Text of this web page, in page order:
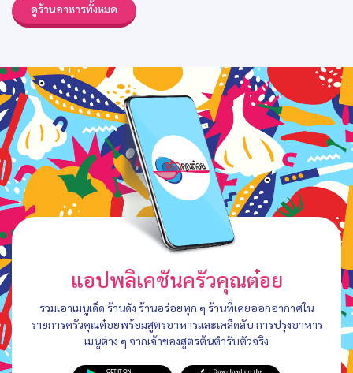
ดูร้านอาหารทั้งหมด
แอปพลิเคชันครัวคุณต๋อย
รวมเอาเมนูเด็ด ร้านดัง ร้านอร่อยทุก ๆ ร้านที่เคยออกอากาศใน
รายการครัวคุณต๋อยพร้อมสูตรอาหารและเคล็ดลับ การปรุงอาหาร
เมนูต่าง ๆ จากเจ้าของสูตรต้นตำรับตัวจริง